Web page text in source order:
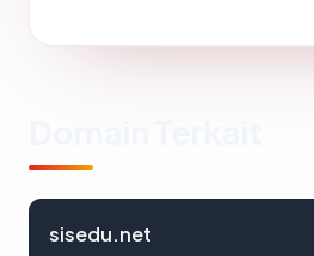
sisedu.net